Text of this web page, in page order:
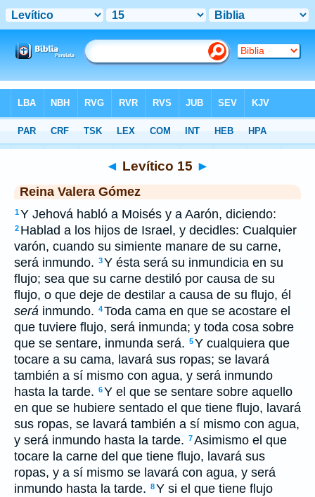
>RVG> Levítico 15
◄ Levítico 15 ►
Reina Valera Gómez
1Y Jehová habló a Moisés y a Aarón, diciendo:
2 Hablad a los hijos de Israel, y decidles: Cualquier
varón, cuando su simiente manare de su carne,
será inmundo. 3Y ésta será su inmundicia en su
flujo; sea que su carne destiló por causa de su
flujo, o que deje de destilar a causa de su flujo, él
será inmundo. 4Toda cama en que se acostare el
que tuviere flujo, será inmunda; y toda cosa sobre
que se sentare, inmunda será. 5Y cualquiera que
tocare a su cama, lavará sus ropas; se lavará
también a sí mismo con agua, y será inmundo
hasta la tarde. 6Y el que se sentare sobre aquello
en que se hubiere sentado el que tiene flujo, lavará
sus ropas, se lavará también a sí mismo con agua,
y será inmundo hasta la tarde. 7Asimismo el que
tocare la carne del que tiene flujo, lavará sus
ropas, y a sí mismo se lavará con agua, y será
inmundo hasta la tarde. 8Y si el que tiene flujo